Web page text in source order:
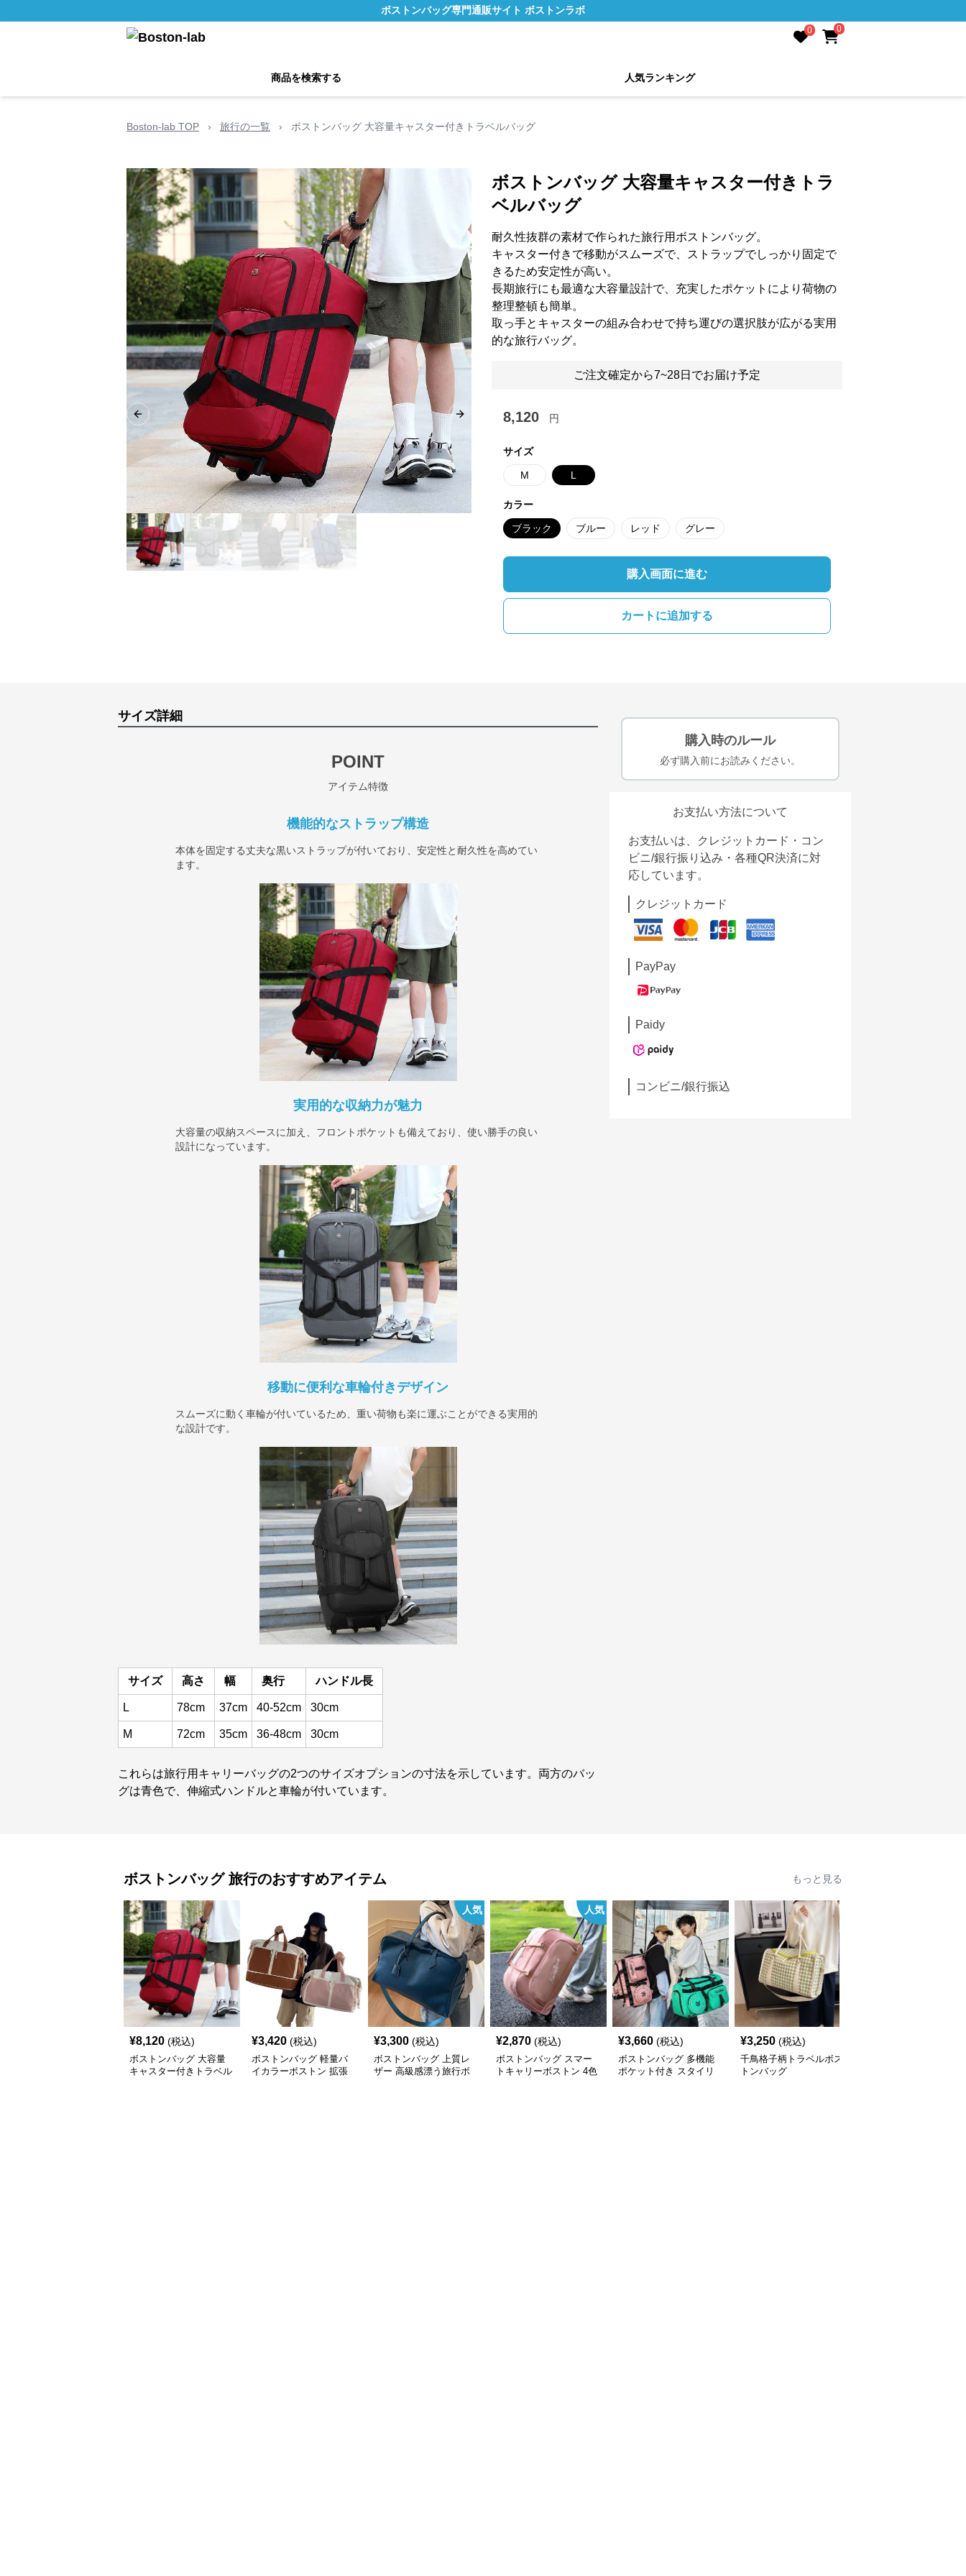
ボストンバッグ専門通販サイト ボストンラボ
0 0
商品を検索する 人気ランキング
Boston-lab TOP › 旅行の一覧 › ボストンバッグ 大容量キャスター付きトラベルバッグ
Previous slide Next slide
ボストンバッグ 大容量キャスター付きトラ
ベルバッグ
耐久性抜群の素材で作られた旅行用ボストンバッグ。
キャスター付きで移動がスムーズで、ストラップでしっかり固定で
きるため安定性が高い。
長期旅行にも最適な大容量設計で、充実したポケットにより荷物の
整理整頓も簡単。
取っ手とキャスターの組み合わせで持ち運びの選択肢が広がる実用
的な旅行バッグ。
ご注文確定から7~28日でお届け予定
8,120 円
サイズ
M L
カラー
ブラック ブルー レッド グレー
購入画面に進む
カートに追加する
サイズ詳細
POINT
アイテム特徴
機能的なストラップ構造
本体を固定する丈夫な黒いストラップが付いており、安定性と耐久性を高めてい
ます。
実用的な収納力が魅力
大容量の収納スペースに加え、フロントポケットも備えており、使い勝手の良い
設計になっています。
移動に便利な車輪付きデザイン
スムーズに動く車輪が付いているため、重い荷物も楽に運ぶことができる実用的
な設計です。
サイズ 高さ 幅 奥行 ハンドル長
L 78cm 37cm 40-52cm 30cm
M 72cm 35cm 36-48cm 30cm
これらは旅行用キャリーバッグの2つのサイズオプションの寸法を示しています。両方のバッ
グは青色で、伸縮式ハンドルと車輪が付いています。
購入時のルール
必ず購入前にお読みください。
お支払い方法について
お支払いは、クレジットカード・コン
ビニ/銀行振り込み・各種QR決済に対
応しています。
クレジットカード
PayPay
Paidy
コンビニ/銀行振込
ボストンバッグ 旅行のおすすめアイテム もっと見る
¥8,120 (税込)
ボストンバッグ 大容量
キャスター付きトラベル
¥3,420 (税込)
ボストンバッグ 軽量バ
イカラーボストン 拡張
人気
¥3,300 (税込)
ボストンバッグ 上質レ
ザー 高級感漂う旅行ボ
人気
¥2,870 (税込)
ボストンバッグ スマー
トキャリーボストン 4色
¥3,660 (税込)
ボストンバッグ 多機能
ポケット付き スタイリ
¥3,250 (税込)
千鳥格子柄トラベルボス
トンバッグ